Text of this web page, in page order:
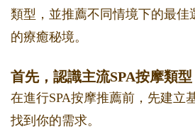
類型，並推薦不同情境下的最佳
的療癒秘境。
首先，認識主流SPA按摩類型
在進行SPA按摩推薦前，先建立
找到你的需求。